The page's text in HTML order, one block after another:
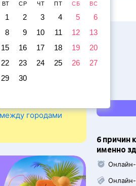
ВТ СР ЧТ ПТ СБ ВС
1 2 3 4 5
6
8 9 10 11 12
13
15 16 17 18 19
20
22 23 24 25 26
27
29 30
за 1 пассажира
городами
6 причин
именно
Онлайн-